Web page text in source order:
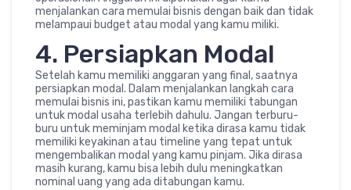
menjalankan cara memulai bisnis dengan baik dan tidak
melampaui budget atau modal yang kamu miliki.
4. Persiapkan Modal
Setelah kamu memiliki anggaran yang final, saatnya
persiapkan modal. Dalam menjalankan langkah cara
memulai bisnis ini, pastikan kamu memiliki tabungan
untuk modal usaha terlebih dahulu. Jangan terburu-
buru untuk meminjam modal ketika dirasa kamu tidak
memiliki keyakinan atau timeline yang tepat untuk
mengembalikan modal yang kamu pinjam. Jika dirasa
masih kurang, kamu bisa lebih dulu meningkatkan
nominal uang yang ada ditabungan kamu.